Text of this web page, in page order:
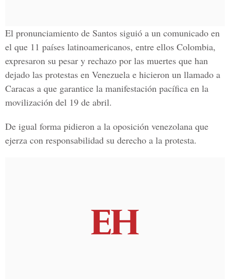
El pronunciamiento de Santos siguió a un comunicado en
el que 11 países latinoamericanos, entre ellos Colombia,
expresaron su pesar y rechazo por las muertes que han
dejado las protestas en Venezuela e hicieron un llamado a
Caracas a que garantice la manifestación pacífica en la
movilización del 19 de abril.
De igual forma pidieron a la oposición venezolana que
ejerza con responsabilidad su derecho a la protesta.